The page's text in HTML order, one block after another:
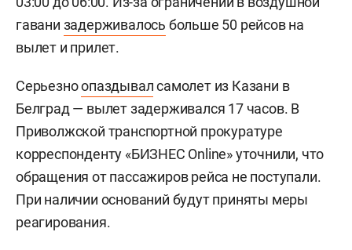
гавани задерживалось больше 50 рейсов на
вылет и прилет.
Серьезноопаздывалсамолет из Казани в
Белград — вылет задерживался 17 часов. В
Приволжской транспортной прокуратуре
корреспонденту «БИЗНЕС Online» уточнили, что
обращения от пассажиров рейса не поступали.
При наличии оснований будут приняты меры
реагирования.